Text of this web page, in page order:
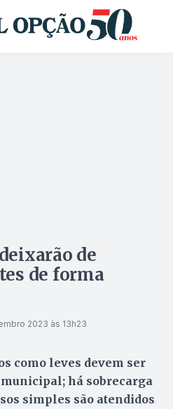
de
de forma
2023 às 13h23
como leves devem ser
há sobrecarga
simples são atendidos